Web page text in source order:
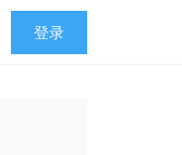
登录